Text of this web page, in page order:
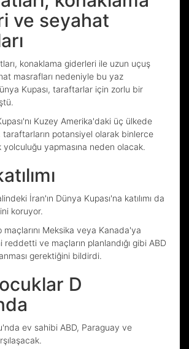
ve seyahat
konaklama giderleri ile uzun uçuş
masrafları nedeniyle bu yaz
Kupası, taraftarlar için zorlu bir
Kuzey Amerika'daki üç ülkede
potansiyel olarak binlerce
yapmasına neden olacak.
İran'ın Dünya Kupası'na katılımı da
koruyor.
maçlarını Meksika veya Kanada'ya
reddetti ve maçların planlandığı gibi ABD
gerektiğini bildirdi.
D
ev sahibi ABD, Paraguay ve